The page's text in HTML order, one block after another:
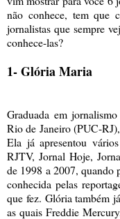
não conhece, tem que
jornalistas que sempre
conhece-las?
1- Glória Maria
Graduada em
Rio de Janeiro (PUC-
Ela já apresentou
RJTV, Jornal Hoje,
de 1998 a 2007, quando
conhecida pelas
que fez. Glória também
as quais Freddie